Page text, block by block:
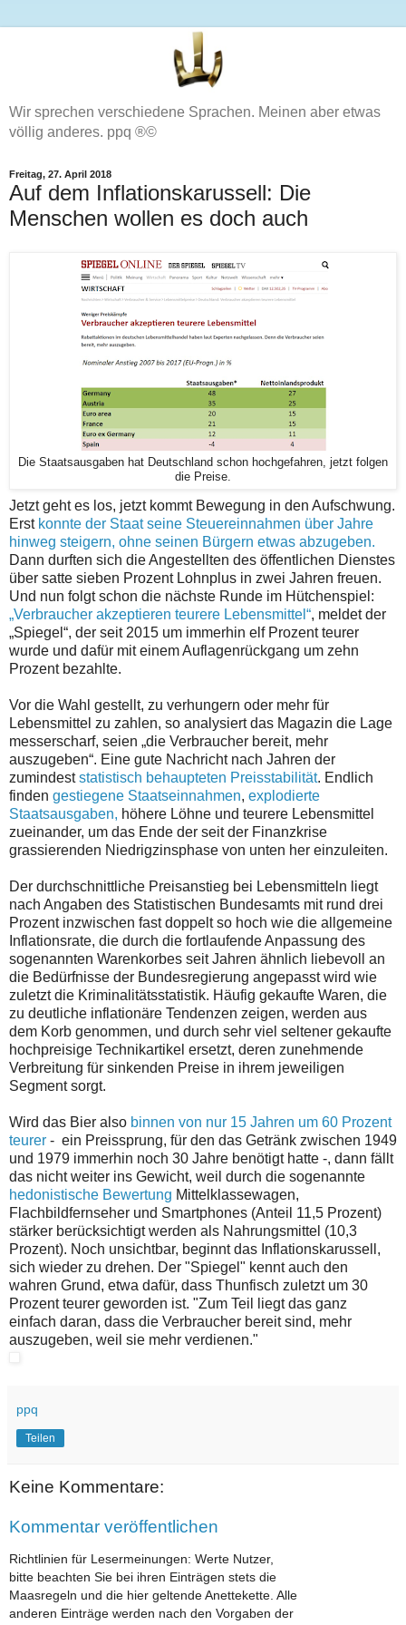
Wir sprechen verschiedene Sprachen. Meinen aber etwas
völlig anderes. ppq ®©
Freitag, 27. April 2018
Auf dem Inflationskarussell: Die
Menschen wollen es doch auch
Die Staatsausgaben hat Deutschland schon hochgefahren, jetzt folgen
die Preise.
Jetzt geht es los, jetzt kommt Bewegung in den Aufschwung.
Erst konnte der Staat seine Steuereinnahmen über Jahre
hinweg steigern, ohne seinen Bürgern etwas abzugeben.
Dann durften sich die Angestellten des öffentlichen Dienstes
über satte sieben Prozent Lohnplus in zwei Jahren freuen.
Und nun folgt schon die nächste Runde im Hütchenspiel:
„Verbraucher akzeptieren teurere Lebensmittel“, meldet der
„Spiegel“, der seit 2015 um immerhin elf Prozent teurer
wurde und dafür mit einem Auflagenrückgang um zehn
Prozent bezahlte.
Vor die Wahl gestellt, zu verhungern oder mehr für
Lebensmittel zu zahlen, so analysiert das Magazin die Lage
messerscharf, seien „die Verbraucher bereit, mehr
auszugeben“. Eine gute Nachricht nach Jahren der
zumindeststatistisch behaupteten Preisstabilität. Endlich
finden gestiegene Staatseinnahmen, explodierte
Staatsausgaben, höhere Löhne und teurere Lebensmittel
zueinander, um das Ende der seit der Finanzkrise
grassierenden Niedrigzinsphase von unten her einzuleiten.
Der durchschnittliche Preisanstieg bei Lebensmitteln liegt
nach Angaben des Statistischen Bundesamts mit rund drei
Prozent inzwischen fast doppelt so hoch wie die allgemeine
Inflationsrate, die durch die fortlaufende Anpassung des
sogenannten Warenkorbes seit Jahren ähnlich liebevoll an
die Bedürfnisse der Bundesregierung angepasst wird wie
zuletzt die Kriminalitätsstatistik. Häufig gekaufte Waren, die
zu deutliche inflationäre Tendenzen zeigen, werden aus
dem Korb genommen, und durch sehr viel seltener gekaufte
hochpreisige Technikartikel ersetzt, deren zunehmende
Verbreitung für sinkenden Preise in ihrem jeweiligen
Segment sorgt.
Wird das Bier also binnen von nur 15 Jahren um 60 Prozent
teurer - ein Preissprung, für den das Getränk zwischen 1949
und 1979 immerhin noch 30 Jahre benötigt hatte -, dann fällt
das nicht weiter ins Gewicht, weil durch die sogenannte
hedonistische Bewertung Mittelklassewagen,
Flachbildfernseher und Smartphones (Anteil 11,5 Prozent)
stärker berücksichtigt werden als Nahrungsmittel (10,3
Prozent). Noch unsichtbar, beginnt das Inflationskarussell,
sich wieder zu drehen. Der "Spiegel" kennt auch den
wahren Grund, etwa dafür, dass Thunfisch zuletzt um 30
Prozent teurer geworden ist. "Zum Teil liegt das ganz
einfach daran, dass die Verbraucher bereit sind, mehr
auszugeben, weil sie mehr verdienen."
ppq
Teilen
Keine Kommentare:
Kommentar veröffentlichen
Richtlinien für Lesermeinungen: Werte Nutzer,
bitte beachten Sie bei ihren Einträgen stets die
Maasregeln und die hier geltende Anettekette. Alle
anderen Einträge werden nach den Vorgaben der